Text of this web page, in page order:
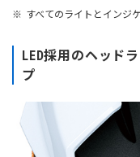
すべてのライトとインジ
LED採用のヘッド
プ